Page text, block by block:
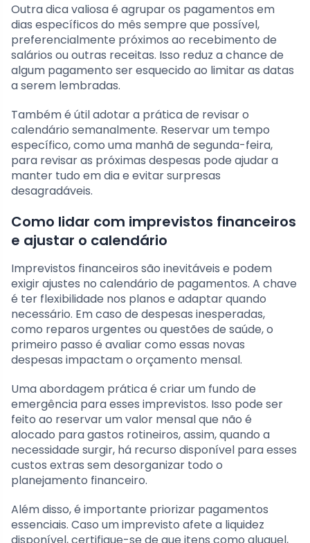
Outra dica valiosa é agrupar os pagamentos em
dias específicos do mês sempre que possível,
preferencialmente próximos ao recebimento de
salários ou outras receitas. Isso reduz a chance de
algum pagamento ser esquecido ao limitar as datas
a serem lembradas.
Também é útil adotar a prática de revisar o
calendário semanalmente. Reservar um tempo
específico, como uma manhã de segunda-feira,
para revisar as próximas despesas pode ajudar a
manter tudo em dia e evitar surpresas
desagradáveis.
Como lidar com imprevistos financeiros
e ajustar o calendário
Imprevistos financeiros são inevitáveis e podem
exigir ajustes no calendário de pagamentos. A chave
é ter flexibilidade nos planos e adaptar quando
necessário. Em caso de despesas inesperadas,
como reparos urgentes ou questões de saúde, o
primeiro passo é avaliar como essas novas
despesas impactam o orçamento mensal.
Uma abordagem prática é criar um fundo de
emergência para esses imprevistos. Isso pode ser
feito ao reservar um valor mensal que não é
alocado para gastos rotineiros, assim, quando a
necessidade surgir, há recurso disponível para esses
custos extras sem desorganizar todo o
planejamento financeiro.
Além disso, é importante priorizar pagamentos
essenciais. Caso um imprevisto afete a liquidez
disponível, certifique-se de que itens como aluguel,